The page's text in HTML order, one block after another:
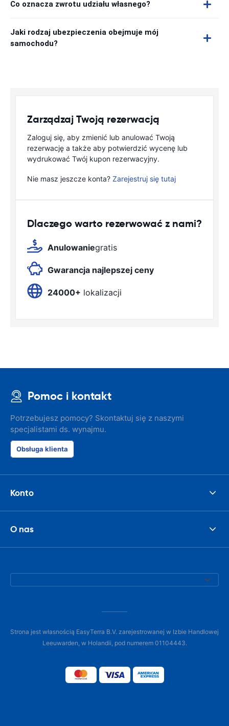
Co oznacza zwrotu udziału własnego?
Jaki rodzaj ubezpieczenia obejmuje mój
samochodu?
Zarządzaj Twoją rezerwacją
Zaloguj się, aby zmienić lub anulować Twoją
rezerwację a także aby potwierdzić wycenę lub
wydrukować Twój kupon rezerwacyjny.
Nie masz jeszcze konta? Zarejestruj się tutaj
Dlaczego warto rezerwować z nami?
Anulowaniegratis
Gwarancja najlepszej ceny
24000+ lokalizacji
Pomoc i kontakt
Potrzebujesz pomocy? Skontaktuj się z naszymi
specjalistami ds. wynajmu.
Obsługa klienta
Konto
O nas
Strona jest własnością EasyTerra B.V. zarejestrowanej w Izbie Handlowej
Leeuwarden, w Holandii, pod numerem 01104443.